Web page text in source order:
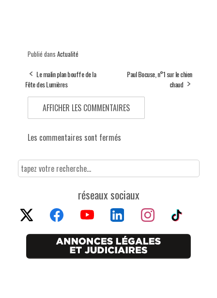
Publié dans Actualité
Le malin plan bouffe de la
Fête des Lumières
Paul Bocuse, n°1 sur le chien
chaud
AFFICHER LES COMMENTAIRES
Les commentaires sont fermés
réseaux sociaux